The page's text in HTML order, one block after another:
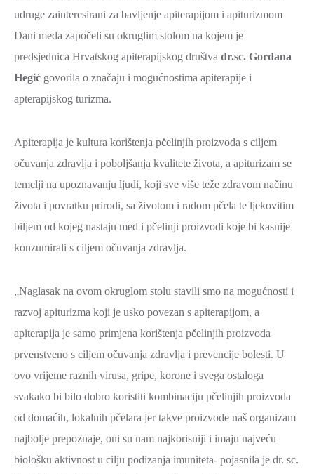
udruge zainteresirani za bavljenje apiterapijom i apiturizmom
Dani meda započeli su okruglim stolom na kojem je
predsjednica Hrvatskog apiterapijskog društva dr.sc. Gordana
Hegić govorila o značaju i mogućnostima apiterapije i
apterapijskog turizma.
Apiterapija je kultura korištenja pčelinjih proizvoda s ciljem
očuvanja zdravlja i poboljšanja kvalitete života, a apiturizam se
temelji na upoznavanju ljudi, koji sve više teže zdravom načinu
života i povratku prirodi, sa životom i radom pčela te ljekovitim
biljem od kojeg nastaju med i pčelinji proizvodi koje bi kasnije
konzumirali s ciljem očuvanja zdravlja.
„Naglasak na ovom okruglom stolu stavili smo na mogućnosti i
razvoj apiturizma koji je usko povezan s apiterapijom, a
apiterapija je samo primjena korištenja pčelinjih proizvoda
prvenstveno s ciljem očuvanja zdravlja i prevencije bolesti. U
ovo vrijeme raznih virusa, gripe, korone i svega ostaloga
svakako bi bilo dobro koristiti kombinaciju pčelinjih proizvoda
od domaćih, lokalnih pčelara jer takve proizvode naš organizam
najbolje prepoznaje, oni su nam najkorisniji i imaju najveću
biološku aktivnost u cilju podizanja imuniteta- pojasnila je dr. sc.